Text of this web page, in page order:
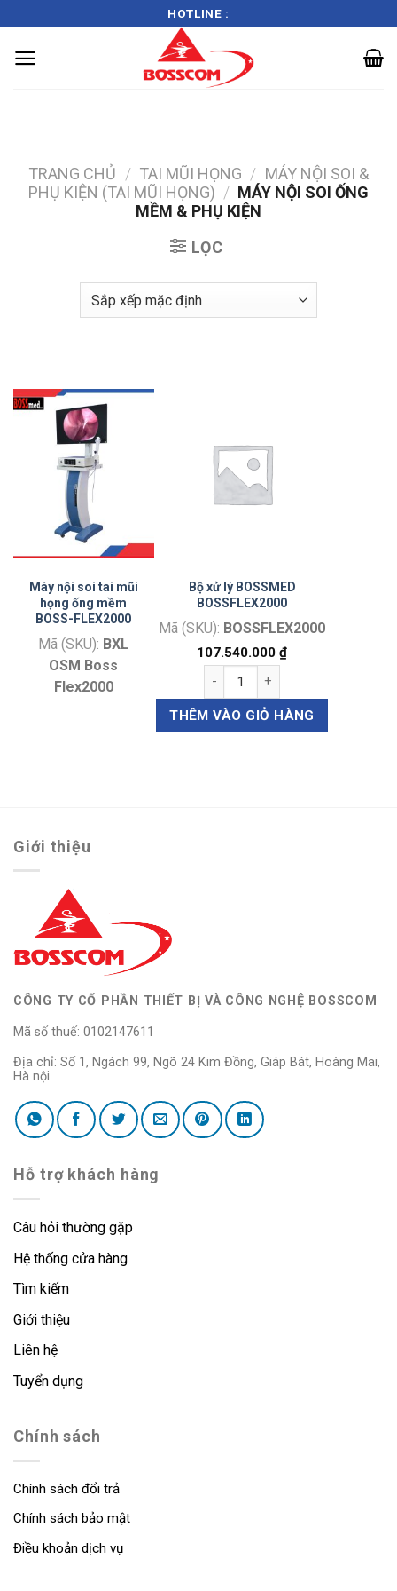
content
HOTLINE :
TRANG CHỦ / TAI MŨI HỌNG / MÁY NỘI SOI &
PHỤ KIỆN (TAI MŨI HỌNG) / MÁY NỘI SOI ỐNG
MỀM & PHỤ KIỆN
LỌC
Máy nội soi tai mũi
họng ống mềm
BOSS-FLEX2000
Mã (SKU): BXL
OSM Boss
Flex2000
Bộ xử lý BOSSMED
BOSSFLEX2000
Mã (SKU): BOSSFLEX2000
107.540.000 ₫
Bộ xử lý BOSSMED
THÊM VÀO GIỎ HÀNG
Giới thiệu
CÔNG TY CỔ PHẦN THIẾT BỊ VÀ CÔNG NGHỆ BOSSCOM
Mã số thuế: 0102147611
Địa chỉ: Số 1, Ngách 99, Ngõ 24 Kim Đồng, Giáp Bát, Hoàng Mai,
Hà nội
Hỗ trợ khách hàng
Câu hỏi thường gặp
Hệ thống cửa hàng
Tìm kiếm
Giới thiệu
Liên hệ
Tuyển dụng
Chính sách
Chính sách đổi trả
Chính sách bảo mật
Điều khoản dịch vụ